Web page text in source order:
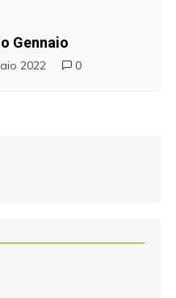
Gennaio
2022 0